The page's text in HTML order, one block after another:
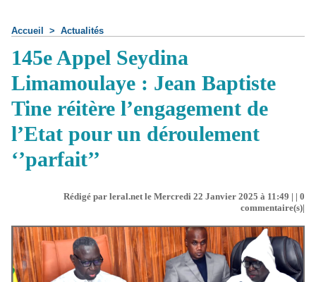
Accueil > Actualités
145e Appel Seydina
Limamoulaye : Jean Baptiste
Tine réitère l’engagement de
l’Etat pour un déroulement
‘’parfait’’
Rédigé par leral.net le Mercredi 22 Janvier 2025 à 11:49 | | 0
commentaire(s)|